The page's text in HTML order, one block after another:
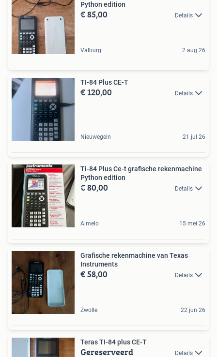
Python edition
€ 85,00 Details
Valburg 2 aug 26
TI-84 Plus CE-T
€ 120,00 Details
Nieuwegein 21 jul 26
Ti-84 Plus Ce-t grafische rekenmachine
Python edition
€ 80,00 Details
Almelo 15 mei 26
Grafische rekenmachine van Texas
Instruments
€ 58,00 Details
Zwolle 22 jun 26
Teras TI-84 plus CE-T
Gereserveerd Details